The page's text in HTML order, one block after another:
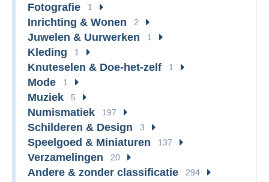
Fotografie 1
Inrichting & Wonen 2
Juwelen & Uurwerken 1
Kleding 1
Knuteselen & Doe-het-zelf 1
Mode 1
Muziek 5
Numismatiek 197
Schilderen & Design 3
Speelgoed & Miniaturen 137
Verzamelingen 20
Andere & zonder classificatie 294